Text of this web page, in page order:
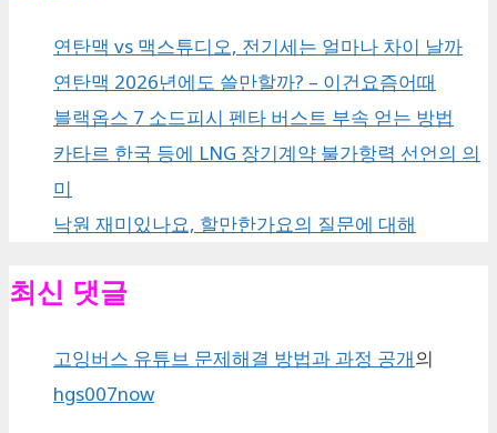
연탄맥 vs 맥스튜디오, 전기세는 얼마나 차이 날까
연탄맥 2026년에도 쓸만할까? – 이건요즘어때
블랙옵스 7 소드피시 펜타 버스트 부속 얻는 방법
카타르 한국 등에 LNG 장기계약 불가항력 선언의 의
미
낙원 재미있나요, 할만한가요의 질문에 대해
최신 댓글
고잉버스 유튜브 문제해결 방법과 과정 공개의
hgs007now